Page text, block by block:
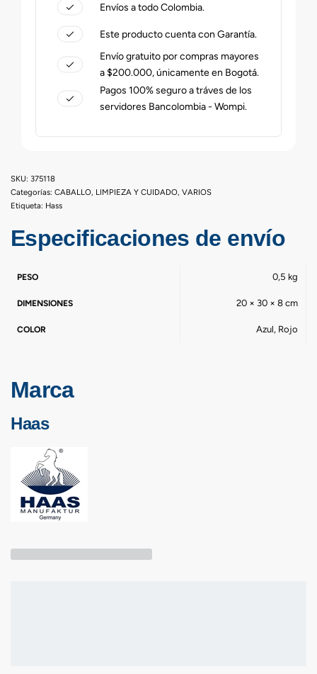
Envíos a todo Colombia.
Este producto cuenta con Garantía.
Envío gratuito por compras mayores
a $200.000, únicamente en Bogotá.
Pagos 100% seguro a tráves de los
servidores Bancolombia - Wompi.
375118
Categorías: CABALLO, LIMPIEZA Y CUIDADO, VARIOS
Etiqueta: Hass
Especificaciones de envío
PESO 0,5 kg
DIMENSIONES 20 × 30 × 8 cm
COLOR Azul, Rojo
Marca
Haas